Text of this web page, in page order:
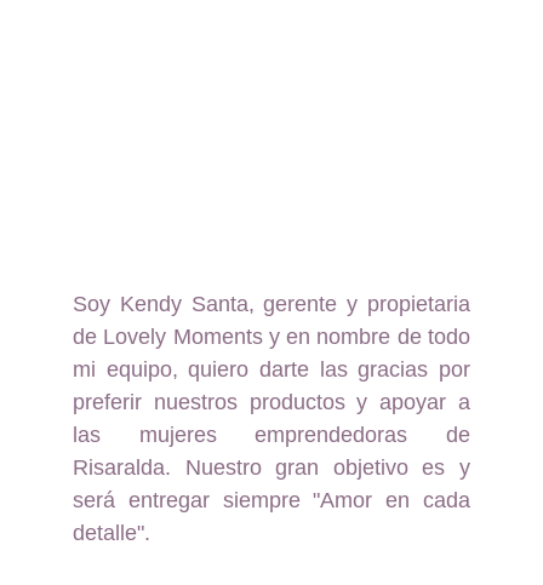
Soy Kendy Santa, gerente y propietaria
de Lovely Moments y en nombre de todo
mi equipo, quiero darte las gracias por
preferir nuestros productos y apoyar a
las mujeres emprendedoras de
Risaralda. Nuestro gran objetivo es y
será entregar siempre "Amor en cada
detalle".